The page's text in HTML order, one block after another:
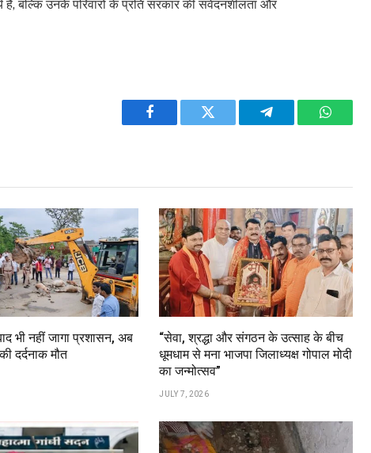
है, बल्कि उनके परिवारों के प्रति सरकार की संवेदनशीलता और
Facebook Twitter Telegram
भी नहीं जागा प्रशासन, अब
दर्दनाक मौत
“सेवा, श्रद्धा और संगठन के उत्साह के बीच
धूमधाम से मना भाजपा जिलाध्यक्ष गोपाल मोदी
का जन्मोत्सव”
JULY 7, 2026